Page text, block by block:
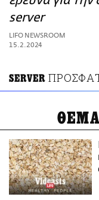
ΑΜΠΑ
PRINT
server
LIFO NEWSROOM
15.2.2024
SERVER